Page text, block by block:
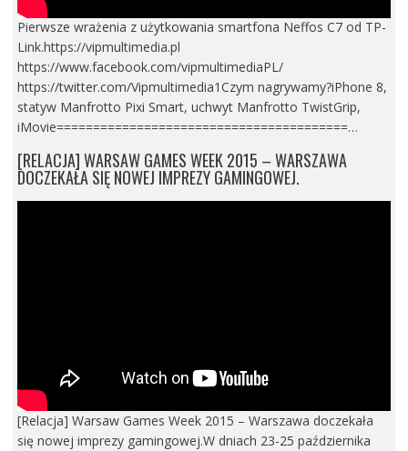
Pierwsze wrażenia z użytkowania smartfona Neffos C7 od TP-
Link.https://vipmultimedia.pl
https://www.facebook.com/vipmultimediaPL/
https://twitter.com/Vipmultimedia1Czym nagrywamy?iPhone 8,
statyw Manfrotto Pixi Smart, uchwyt Manfrotto TwistGrip,
iMovie========================================…
[RELACJA] WARSAW GAMES WEEK 2015 – WARSZAWA
DOCZEKAŁA SIĘ NOWEJ IMPREZY GAMINGOWEJ.
[Relacja] Warsaw Games Week 2015 – Warszawa doczekała
się nowej imprezy gamingowej.W dniach 23-25 października